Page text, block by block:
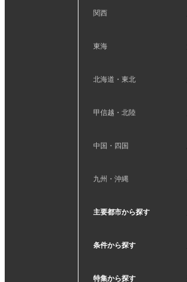
関西
東海
北海道・東北
甲信越・北陸
中国・四国
九州・沖縄
主要都市から探す
条件から探す
特集から探す